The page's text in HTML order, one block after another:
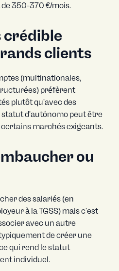
350-370 €/mois.
crédible
clients
(multinationales,
préfèrent
plutôt qu'avec des
statut d'autónomo peut être
marchés exigeants.
ou
des salariés (en
à la TGSS) mais c'est
avec un autre
de créer une
qui rend le statut
individuel.